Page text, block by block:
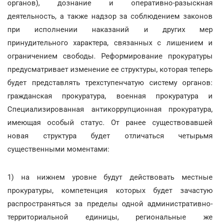
органов), дознание и оперативно-разыскная
деятельность, а также надзор за соблюдением законов
при исполнении наказаний и других мер
принудительного характера, связанных с лишением и
ограничением свободы. Реформирование прокуратуры
предусматривает изменение ее структуры, которая теперь
будет представлять трехступенчатую систему органов:
гражданская прокуратура, военная прокуратура и
Специализированная антикоррупционная прокуратура,
имеющая особый статус. От ранее существовавшей
новая структура будет отличаться четырьмя
существенными моментами:
1) на нижнем уровне будут действовать местные
прокуратуры, компетенция которых будет зачастую
распространяться за пределы одной административно-
территориальной единицы, региональные же